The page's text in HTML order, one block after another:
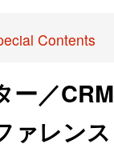
Contents
ー／CRM
ァレンス